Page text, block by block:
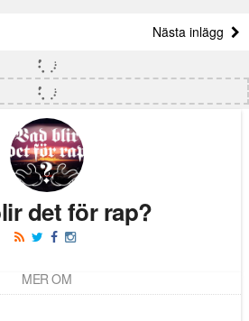
Nästa inlägg
det för rap?
MER OM